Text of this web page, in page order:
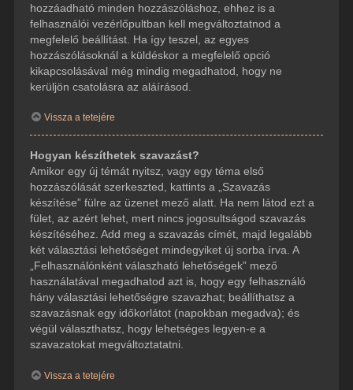
hozzáadható minden hozzászóláshoz, ehhez is a
felhasználói vezérlőpultban kell megváltoztatnod a
megfelelő beállítást. Ha így teszel, az egyes
hozzászólásoknál a küldéskor a megfelelő opció
kikapcsolásával még mindig megadhatod, hogy ne
kerüljön csatolásra az aláírásod.
Vissza a tetejére
Hogyan készíthetek szavazást?
Amikor egy új témát nyitsz, vagy egy téma első
hozzászólását szerkeszted, kattints a „Szavazás
készítése” fülre az üzenet mező alatt. Ha nem látod ezt a
fület, az azért lehet, mert nincs jogosultságod szavazás
készítéséhez. Add meg a szavazás címét, majd legalább
két választási lehetőséget mindegyiket új sorba írva. A
„Felhasználónként válaszható lehetőségek” mező
használatával megadhatod azt is, hogy egy felhasználó
hány választási lehetőségre szavazhat; beállíthatsz a
szavazásnak egy időkorlátot (napokban megadva); és
végül választhatsz, hogy lehetséges legyen-e a
szavazatokat megváltoztatatni.
Vissza a tetejére